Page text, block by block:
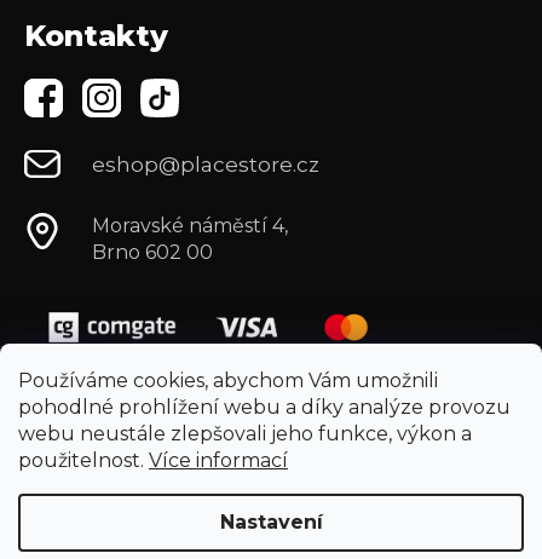
Používáme cookies, abychom Vám umožnili
pohodlné prohlížení webu a díky analýze provozu
webu neustále zlepšovali jeho funkce, výkon a
použitelnost. Více informací
Nastavení
Kontakty
eshop@placestore.cz
Moravské náměstí 4,
Brno 602 00
Vytvořil Shoptet